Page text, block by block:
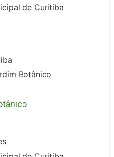
de Curitiba
Botânico